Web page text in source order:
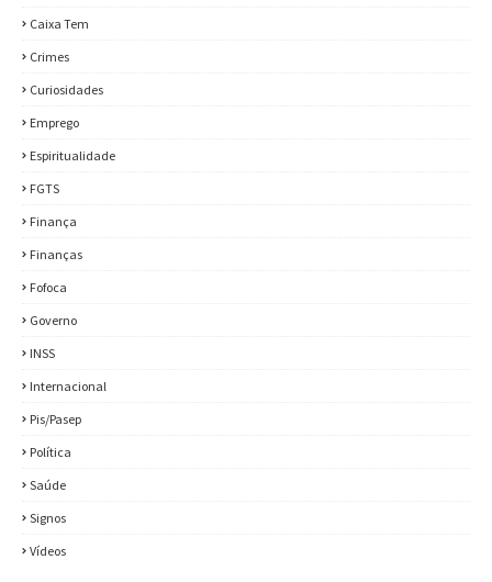
Caixa Tem
Crimes
Curiosidades
Emprego
Espiritualidade
FGTS
Finança
Finanças
Fofoca
Governo
INSS
Internacional
Pis/Pasep
Política
Saúde
Signos
Vídeos